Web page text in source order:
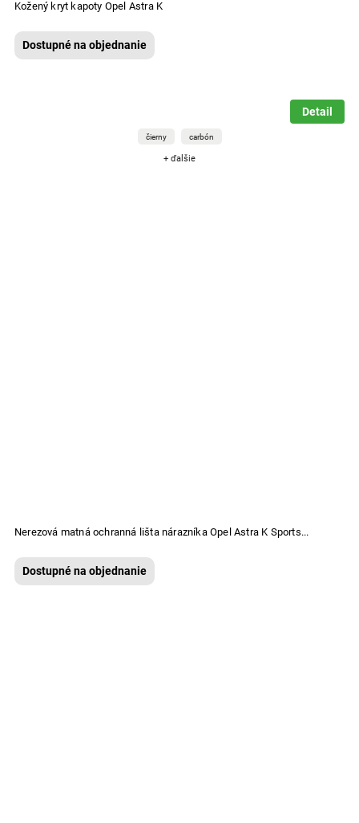
Kožený kryt kapoty Opel Astra K
Dostupné na objednanie
Detail
čierny carbón
+ ďalšie
Nerezová matná ochranná lišta nárazníka Opel Astra K Sports...
Dostupné na objednanie